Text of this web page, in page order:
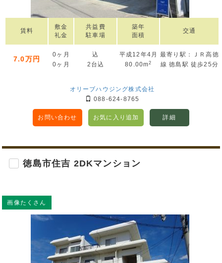
賃料
敷金
礼金
共益費
駐車場
築年
面積
交通
7.0万円
0ヶ月
0ヶ月
込
2台込
平成12年4月
80.00m2
最寄り駅：ＪＲ高徳
線 徳島駅 徒歩25分
オリーブハウジング株式会社
088-624-8765
お問い合わせ お気に入り追加 詳細
徳島市住吉 2DKマンション
画像たくさん